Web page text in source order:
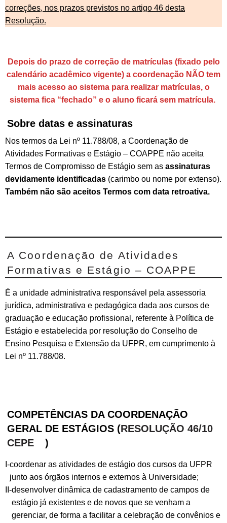
correções, nos prazos previstos no artigo 46 desta
Resolução.
Depois do prazo de correção de matrículas (fixado pelo
calendário acadêmico vigente) a coordenação NÃO tem
mais acesso ao sistema para realizar matrículas, o
sistema fica “fechado” e o aluno ficará sem matrícula.
Sobre datas e assinaturas
Nos termos da Lei nº 11.788/08, a Coordenação de
Atividades Formativas e Estágio – COAPPE não aceita
Termos de Compromisso de Estágio sem as assinaturas
devidamente identificadas (carimbo ou nome por extenso).
Também não são aceitos Termos com data retroativa.
A Coordenação de Atividades
Formativas e Estágio – COAPPE
É a unidade administrativa responsável pela assessoria
jurídica, administrativa e pedagógica dada aos cursos de
graduação e educação profissional, referente à Política de
Estágio e estabelecida por resolução do Conselho de
Ensino Pesquisa e Extensão da UFPR, em cumprimento à
Lei nº 11.788/08.
COMPETÊNCIAS DA COORDENAÇÃO
GERAL DE ESTÁGIOS (RESOLUÇÃO 46/10
CEPE
)
I-coordenar as atividades de estágio dos cursos da UFPR
junto aos órgãos internos e externos à Universidade;
II-desenvolver dinâmica de cadastramento de campos de
estágio já existentes e de novos que se venham a
gerenciar, de forma a facilitar a celebração de convênios e